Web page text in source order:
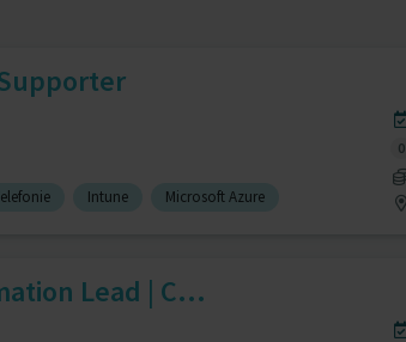
Intune Microsoft Azure
0
Lead | C...